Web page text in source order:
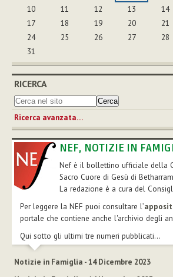
10
11 12 13 14
17
18 19 20 21
24
25 26 27 28
31
RICERCA
Ricerca avanzata…
NEF, NOTIZIE IN
Nef è il bollettino ufficiale della
Sacro Cuore di Gesù di
La redazione è a cura del
Per leggere la NEF puoi consultare l’
portale che contiene anche l'archivio degli
Qui sotto gli ultimi tre numeri pubblicati...
Notizie in Famiglia - 14 Dicembre 2023